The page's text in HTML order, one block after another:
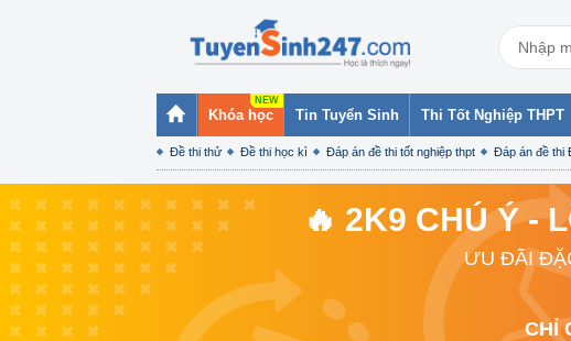
Khóa học Tin Tuyển Sinh Thi Tốt Nghiệp THPT
Đề thi thử Đề thi học kì Đáp án đề thi tốt nghiệp thpt Đáp án đề thi
🔥 2K9 CHÚ Ý -
ƯU ĐÃI
CHỈ